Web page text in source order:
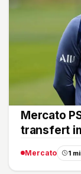
Mercato
transfert
Mercato 1